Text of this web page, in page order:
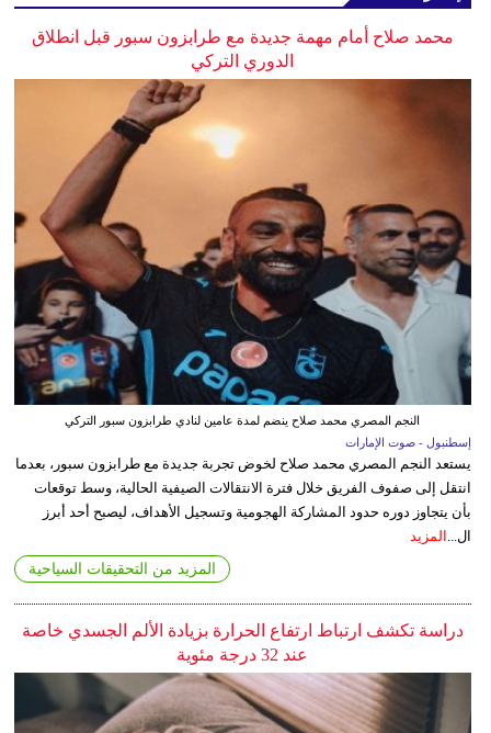
محمد صلاح أمام مهمة جديدة مع طرابزون سبور قبل انطلاق
الدوري التركي
النجم المصري محمد صلاح ينضم لمدة عامين لنادي طرابزون سبور التركي
إسطنبول - صوت الإمارات
يستعد النجم المصري محمد صلاح لخوض تجربة جديدة مع طرابزون سبور، بعدما
انتقل إلى صفوف الفريق خلال فترة الانتقالات الصيفية الحالية، وسط توقعات
بأن يتجاوز دوره حدود المشاركة الهجومية وتسجيل الأهداف، ليصبح أحد أبرز
ال... المزيد
المزيد من التحقيقات السياحية
دراسة تكشف ارتباط ارتفاع الحرارة بزيادة الألم الجسدي خاصة
عند 32 درجة مئوية